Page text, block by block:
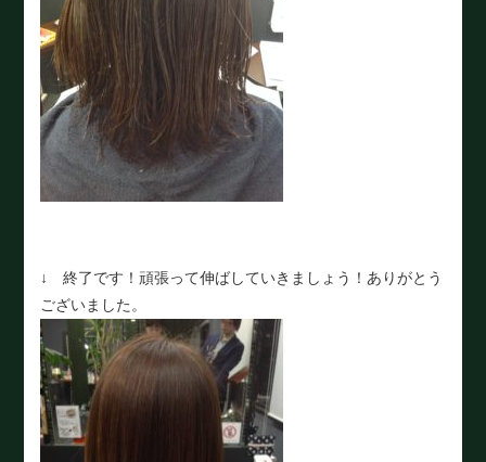
↓ 終了です！頑張って伸ばしていきましょう！ありがとう
ございました。